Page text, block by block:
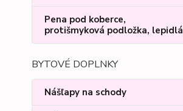
Pena pod koberce,
protišmyková podložka, lepidlá
BYTOVÉ DOPLNKY
Nášľapy na schody